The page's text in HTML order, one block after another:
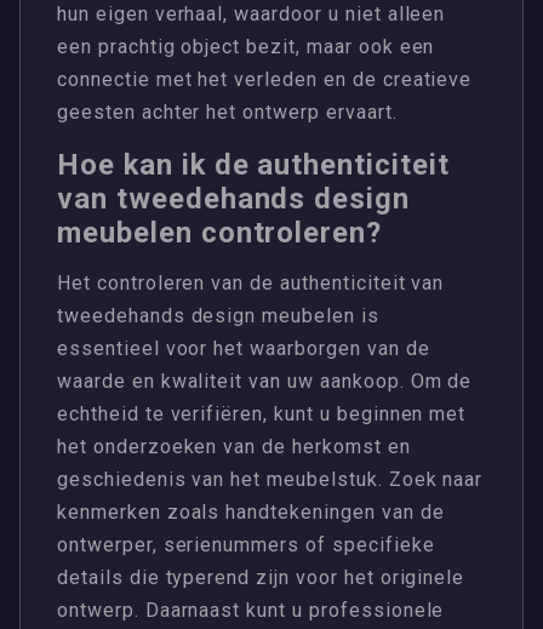
hun eigen verhaal, waardoor u niet alleen
een prachtig object bezit, maar ook een
connectie met het verleden en de creatieve
geesten achter het ontwerp ervaart.
Hoe kan ik de authenticiteit
van tweedehands design
meubelen controleren?
Het controleren van de authenticiteit van
tweedehands design meubelen is
essentieel voor het waarborgen van de
waarde en kwaliteit van uw aankoop. Om de
echtheid te verifiëren, kunt u beginnen met
het onderzoeken van de herkomst en
geschiedenis van het meubelstuk. Zoek naar
kenmerken zoals handtekeningen van de
ontwerper, serienummers of specifieke
details die typerend zijn voor het originele
ontwerp. Daarnaast kunt u professionele